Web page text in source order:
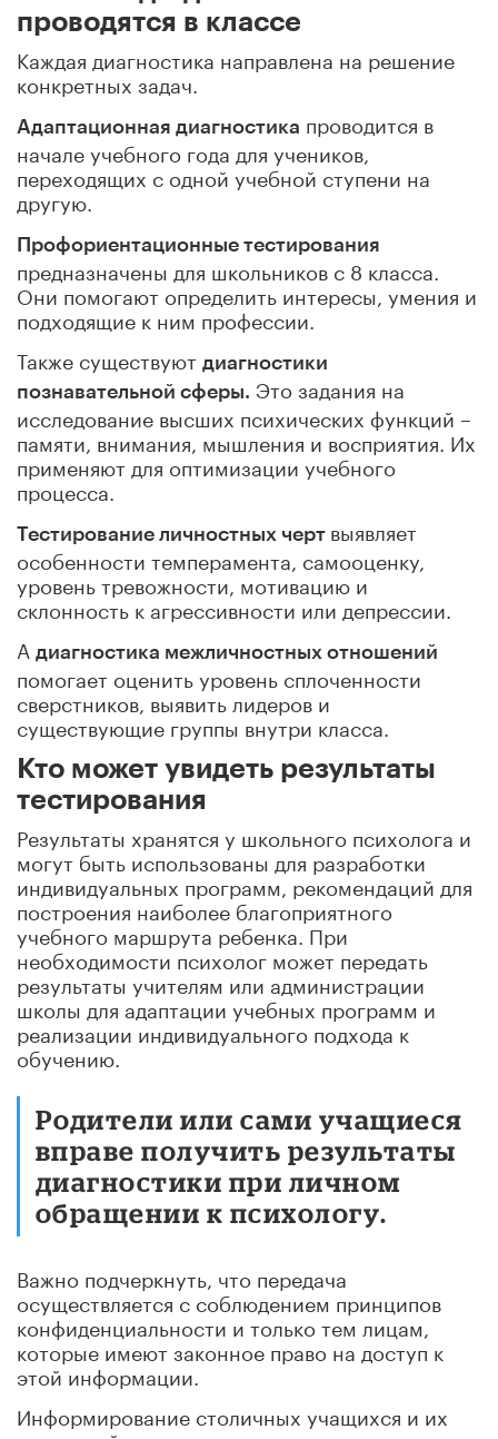
проводятся в классе
Каждая диагностика направлена на решение
конкретных задач.
Адаптационная диагностика проводится в
начале учебного года для учеников,
переходящих с одной учебной ступени на
другую.
Профориентационные тестирования
предназначены для школьников с 8 класса.
Они помогают определить интересы, умения и
подходящие к ним профессии.
Также существуют диагностики
познавательной сферы. Это задания на
исследование высших психических функций –
памяти, внимания, мышления и восприятия. Их
применяют для оптимизации учебного
процесса.
Тестирование личностных черт выявляет
особенности темперамента, самооценку,
уровень тревожности, мотивацию и
склонность к агрессивности или депрессии.
А диагностика межличностных отношений
помогает оценить уровень сплоченности
сверстников, выявить лидеров и
существующие группы внутри класса.
Кто может увидеть результаты
тестирования
Результаты хранятся у школьного психолога и
могут быть использованы для разработки
индивидуальных программ, рекомендаций для
построения наиболее благоприятного
учебного маршрута ребенка. При
необходимости психолог может передать
результаты учителям или администрации
школы для адаптации учебных программ и
реализации индивидуального подхода к
обучению.
Родители или сами учащиеся
вправе получить результаты
диагностики при личном
обращении к психологу.
Важно подчеркнуть, что передача
осуществляется с соблюдением принципов
конфиденциальности и только тем лицам,
которые имеют законное право на доступ к
этой информации.
Информирование столичных учащихся и их